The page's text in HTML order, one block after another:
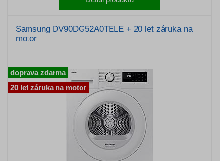
Samsung DV90DG52A0TELE + 20 let záruka na
motor
doprava zdarma
20 let záruka na motor